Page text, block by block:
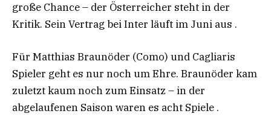
große Chance – der Österreicher steht in der
Kritik. Sein Vertrag bei Inter läuft im Juni aus .
Für Matthias Braunöder (Como) und Cagliaris
Spieler geht es nur noch um Ehre. Braunöder kam
zuletzt kaum noch zum Einsatz – in der
abgelaufenen Saison waren es acht Spiele .